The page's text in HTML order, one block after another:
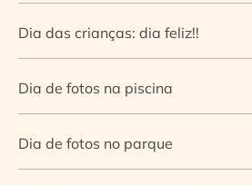
Dia das crianças: dia feliz!!
Dia de fotos na piscina
Dia de fotos no parque